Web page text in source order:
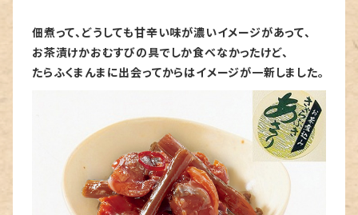
佃煮って、どうしても甘辛い味が濃いイメージがあって、
お茶漬けかおむすびの具でしか食べなかったけど、
たらふくまんまに出会ってからはイメージが一新しました。